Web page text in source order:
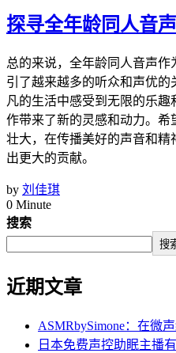
探寻全年龄同人音
总的来说，全年龄同人音声
引了越来越多的听众和声优
凡的生活中感受到无限的乐趣
作带来了新的灵感和动力。
壮大，在传播美好的声音和
出更大的贡献。
by 刘佳琪
0 Minute
搜索
搜
近期文章
ASMRbySimone：在微
日本免费声控助眠主播有